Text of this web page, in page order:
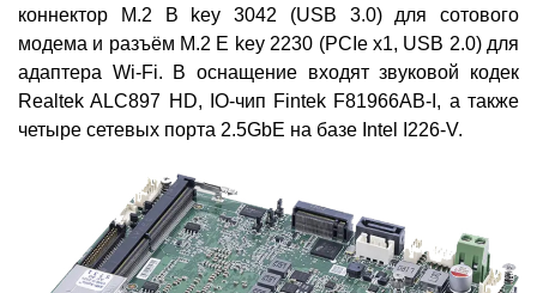
коннектор M.2 B key 3042 (USB 3.0) для сотового
модема и разъём M.2 E key 2230 (PCIe x1, USB 2.0) для
адаптера Wi-Fi. В оснащение входят звуковой кодек
Realtek ALC897 HD, IO-чип Fintek F81966AB-I, а также
четыре сетевых порта 2.5GbE на базе Intel I226-V.